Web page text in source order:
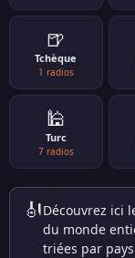
🍺
Tchèque
1 radios
🕌
Turc
7 radios
🎻Découvrez ici
du monde
triées par